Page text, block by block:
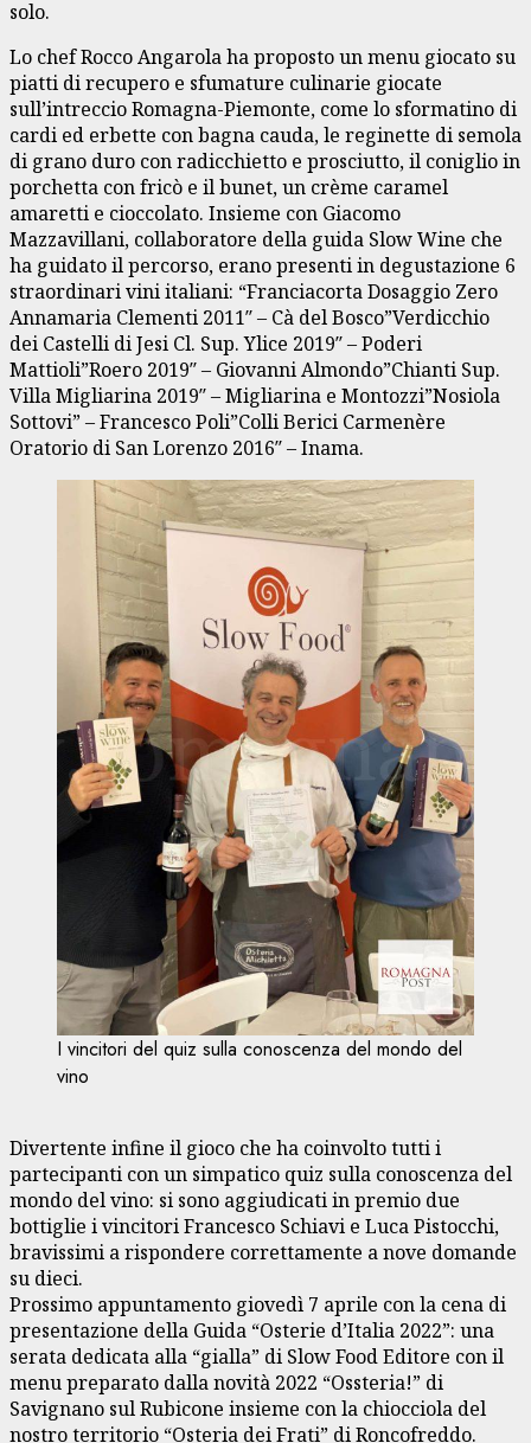
solo.
Lo chef Rocco Angarola ha proposto un menu giocato su
piatti di recupero e sfumature culinarie giocate
sull’intreccio Romagna-Piemonte, come lo sformatino di
cardi ed erbette con bagna cauda, le reginette di semola
di grano duro con radicchietto e prosciutto, il coniglio in
porchetta con fricò e il bunet, un crème caramel
amaretti e cioccolato. Insieme con Giacomo
Mazzavillani, collaboratore della guida Slow Wine che
ha guidato il percorso, erano presenti in degustazione 6
straordinari vini italiani: “Franciacorta Dosaggio Zero
Annamaria Clementi 2011″ – Cà del Bosco”Verdicchio
dei Castelli di Jesi Cl. Sup. Ylice 2019″ – Poderi
Mattioli”Roero 2019″ – Giovanni Almondo”Chianti Sup.
Villa Migliarina 2019″ – Migliarina e Montozzi”Nosiola
Sottovi” – Francesco Poli”Colli Berici Carmenère
Oratorio di San Lorenzo 2016″ – Inama.
I vincitori del quiz sulla conoscenza del mondo del
vino
Divertente infine il gioco che ha coinvolto tutti i
partecipanti con un simpatico quiz sulla conoscenza del
mondo del vino: si sono aggiudicati in premio due
bottiglie i vincitori Francesco Schiavi e Luca Pistocchi,
bravissimi a rispondere correttamente a nove domande
su dieci.
Prossimo appuntamento giovedì 7 aprile con la cena di
presentazione della Guida “Osterie d’Italia 2022”: una
serata dedicata alla “gialla” di Slow Food Editore con il
menu preparato dalla novità 2022 “Ossteria!” di
Savignano sul Rubicone insieme con la chiocciola del
nostro territorio “Osteria dei Frati” di Roncofreddo.